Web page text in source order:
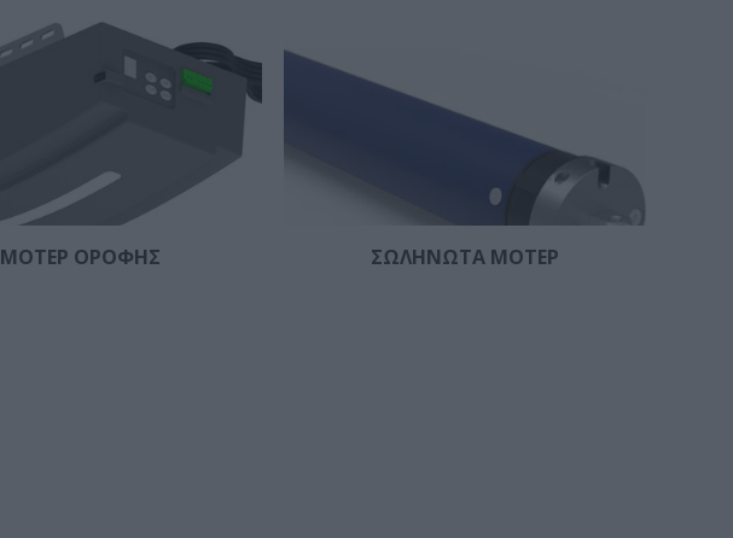
ΜΟΤΕΡ ΟΡΟΦΗΣ ΣΩΛΗΝΩΤΑ ΜΟΤΕΡ